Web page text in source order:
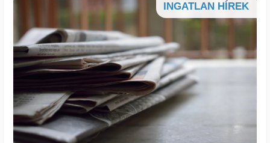
INGATLAN HÍREK